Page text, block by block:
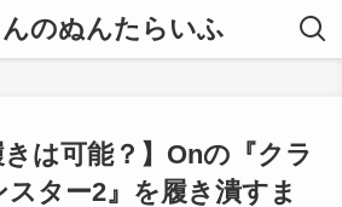
のぬんたらいふ
きは可能？】Onの『クラ
スター2』を履き潰すま